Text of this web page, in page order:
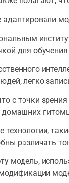
для
легко
с точки
различать
модель,